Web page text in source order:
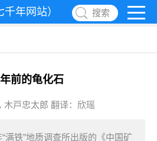
年网站） 搜索
前的龟化石
木戸忠太郎 翻译：欣瑶
满铁”地质调查所出版的《中国矿